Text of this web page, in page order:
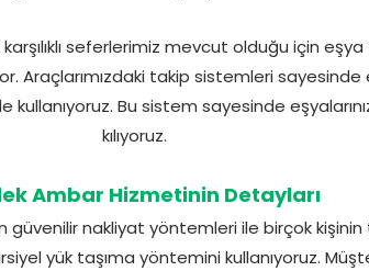
seferlerimiz mevcut olduğu için
takip sistemleri sayesinde
Bu sistem sayesinde
kılıyoruz.
Ambar Hizmetinin Detayları
güvenilir nakliyat yöntemleri ile birçok
yük taşıma yöntemini kullanıyoruz.